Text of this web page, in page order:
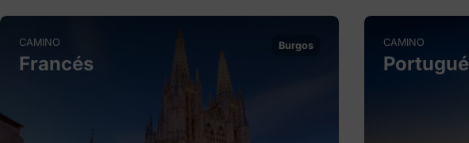
CAMINO
Francés
Burgos CAMINO